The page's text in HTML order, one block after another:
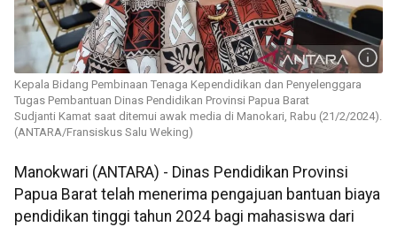
Kepala Bidang Pembinaan Tenaga Kependidikan dan Penyelenggara
Tugas Pembantuan Dinas Pendidikan Provinsi Papua Barat
Sudjanti Kamat saat ditemui awak media di Manokari, Rabu (21/2/2024).
(ANTARA/Fransiskus Salu Weking)
Manokwari (ANTARA) - Dinas Pendidikan Provinsi
Papua Barat telah menerima pengajuan bantuan biaya
pendidikan tinggi tahun 2024 bagi mahasiswa dari